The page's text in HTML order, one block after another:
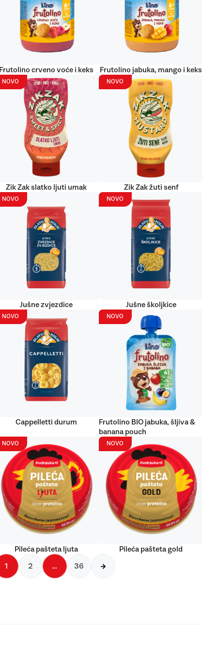
Frutolino crveno voće i keks Frutolino jabuka, mango i keks
NOVO
Zik Zak slatko ljuti umak
NOVO
Zik Zak žuti senf
NOVO
Jušne zvjezdice
NOVO
Jušne školjkice
NOVO
Cappelletti durum
NOVO
Frutolino BIO jabuka, šljiva &
banana pouch
NOVO
Pileća pašteta ljuta
NOVO
Pileća pašteta gold
1 2 … 36